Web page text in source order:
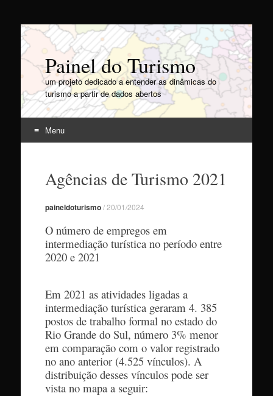
Painel do Turismo
um projeto dedicado a entender as dinâmicas do
turismo a partir de dados abertos
Menu
conteúdo
Agências de Turismo 2021
paineldoturismo/20/01/2024
O número de empregos em
intermediação turística no período entre
2020 e 2021
Em 2021 as atividades ligadas a
intermediação turística geraram 4. 385
postos de trabalho formal no estado do
Rio Grande do Sul, número 3% menor
em comparação com o valor registrado
no ano anterior (4.525 vínculos). A
distribuição desses vínculos pode ser
vista no mapa a seguir: